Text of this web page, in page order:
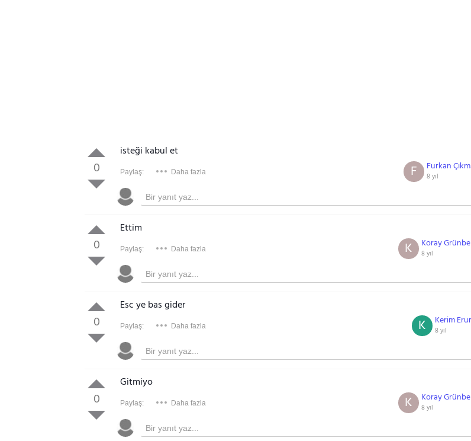
0
isteği kabul et
Paylaş: Daha fazla Furkan
8 yıl
F
0
Ettim
Paylaş: Daha fazla Koray
8 yıl
K
0
Esc ye bas gider
Paylaş: Daha fazla Kerim
8 yıl
K
0
Gitmiyo
Paylaş: Daha fazla Koray
8 yıl
K